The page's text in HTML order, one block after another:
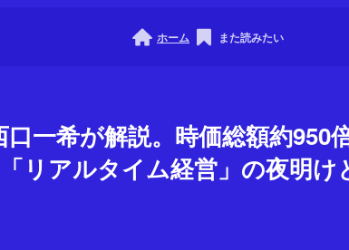
ホーム また読みたい
一希が解説。時価総額約950
リアルタイム経営」の夜明け